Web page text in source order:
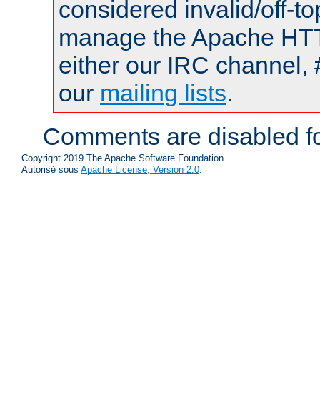
considered invalid/off-
manage the Apache
either our IRC channel,
our mailing lists.
Comments are disabled
Copyright 2019 The Apache Software Foundation.
Autorisé sous Apache License, Version 2.0.